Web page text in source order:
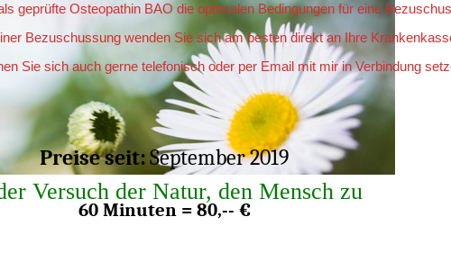
Versuch der Natur, den Mensch zu
geprüfte Osteopathin BAO die optimalen Bedingungen für eine
Bezuschussung wenden Sie sich am besten direkt an Ihre
Sie sich auch gerne telefonisch oder per Email mit mir in Verbindung
Preise seit:September 2019
60 Minuten = 80,-- €